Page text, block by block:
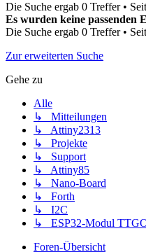
Die Suche ergab 0 Treffer •
Es wurden keine passenden
Die Suche ergab 0 Treffer •
Zur erweiterten Suche
Gehe zu
Alle
↳ Mitteilungen
↳ Attiny2313
↳ Projekte
↳ Support
↳ Attiny85
↳ Nano-Board
↳ Forth
↳ I2C
↳ ESP32-Modul
Foren-Übersicht